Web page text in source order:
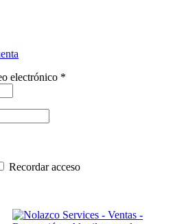
electrónico *
Recordar acceso